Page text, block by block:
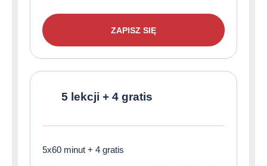
ZAPISZ SIĘ
5 lekcji + 4 gratis
5x60 minut + 4 gratis